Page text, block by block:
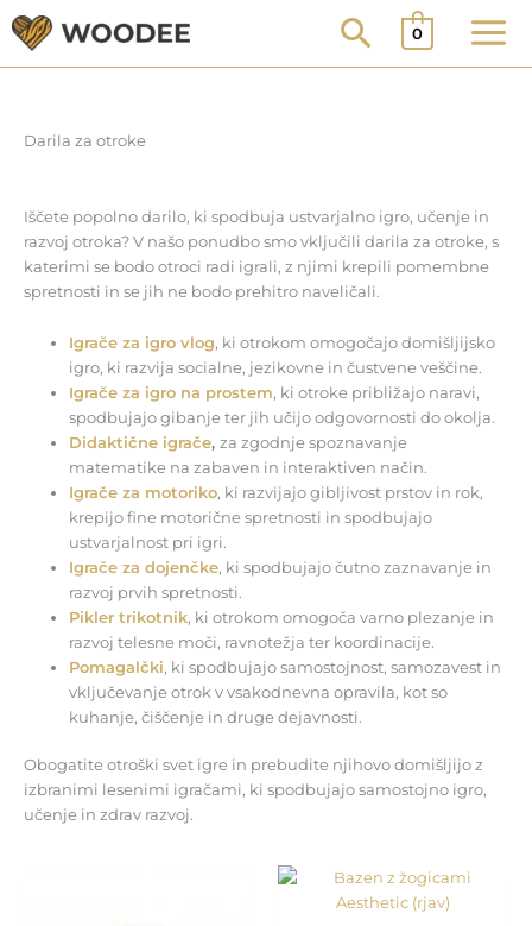
Skip
to
0
Darila za otroke
Iščete popolno darilo, ki spodbuja ustvarjalno igro, učenje in
razvoj otroka? V našo ponudbo smo vključili darila za otroke, s
katerimi se bodo otroci radi igrali, z njimi krepili pomembne
spretnosti in se jih ne bodo prehitro naveličali.
Igrače za igro vlog, ki otrokom omogočajo domišljijsko
igro, ki razvija socialne, jezikovne in čustvene veščine.
Igrače za igro na prostem, ki otroke približajo naravi,
spodbujajo gibanje ter jih učijo odgovornosti do okolja.
Didaktične igrače,za zgodnje spoznavanje
matematike na zabaven in interaktiven način.
Igrače za motoriko, ki razvijajo gibljivost prstov in rok,
krepijo fine motorične spretnosti in spodbujajo
ustvarjalnost pri igri.
Igrače za dojenčke, ki spodbujajo čutno zaznavanje in
razvoj prvih spretnosti.
Pikler trikotnik, ki otrokom omogoča varno plezanje in
razvoj telesne moči, ravnotežja ter koordinacije.
Pomagalčki, ki spodbujajo samostojnost, samozavest in
vključevanje otrok v vsakodnevna opravila, kot so
kuhanje, čiščenje in druge dejavnosti.
Obogatite otroški svet igre in prebudite njihovo domišljijo z
izbranimi lesenimi igračami, ki spodbujajo samostojno igro,
učenje in zdrav razvoj.